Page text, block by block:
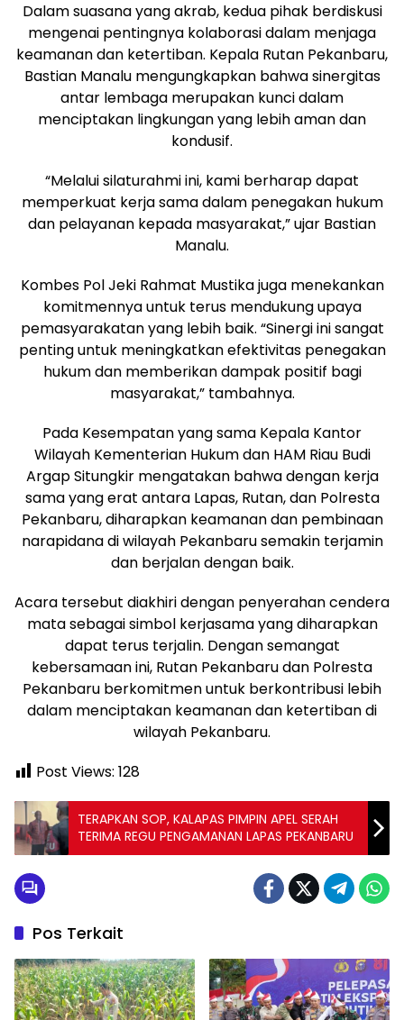
Dalam suasana yang akrab, kedua pihak berdiskusi
mengenai pentingnya kolaborasi dalam menjaga
keamanan dan ketertiban. Kepala Rutan Pekanbaru,
Bastian Manalu mengungkapkan bahwa sinergitas
antar lembaga merupakan kunci dalam
menciptakan lingkungan yang lebih aman dan
kondusif.
“Melalui silaturahmi ini, kami berharap dapat
memperkuat kerja sama dalam penegakan hukum
dan pelayanan kepada masyarakat,” ujar Bastian
Manalu.
Kombes Pol Jeki Rahmat Mustika juga menekankan
komitmennya untuk terus mendukung upaya
pemasyarakatan yang lebih baik. “Sinergi ini sangat
penting untuk meningkatkan efektivitas penegakan
hukum dan memberikan dampak positif bagi
masyarakat,” tambahnya.
Pada Kesempatan yang sama Kepala Kantor
Wilayah Kementerian Hukum dan HAM Riau Budi
Argap Situngkir mengatakan bahwa dengan kerja
sama yang erat antara Lapas, Rutan, dan Polresta
Pekanbaru, diharapkan keamanan dan pembinaan
narapidana di wilayah Pekanbaru semakin terjamin
dan berjalan dengan baik.
Acara tersebut diakhiri dengan penyerahan cendera
mata sebagai simbol kerjasama yang diharapkan
dapat terus terjalin. Dengan semangat
kebersamaan ini, Rutan Pekanbaru dan Polresta
Pekanbaru berkomitmen untuk berkontribusi lebih
dalam menciptakan keamanan dan ketertiban di
wilayah Pekanbaru.
Post Views: 128
TERAPKAN SOP, KALAPAS PIMPIN APEL SERAH
TERIMA REGU PENGAMANAN LAPAS PEKANBARU
Pos Terkait